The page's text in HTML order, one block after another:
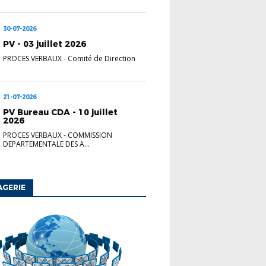
30-07-2026
PV - 03 juillet 2026
PROCES VERBAUX- Comité de Direction
21-07-2026
PV Bureau CDA - 10 juillet
2026
PROCES VERBAUX- COMMISSION
DEPARTEMENTALE DES A...